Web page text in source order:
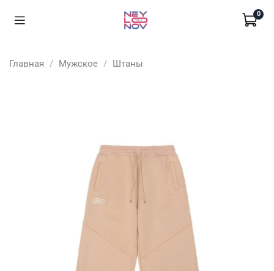
0
Главная Мужское Штаны